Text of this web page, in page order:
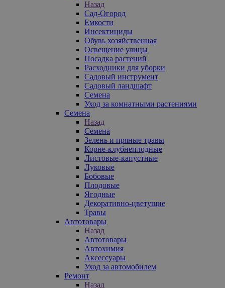
Назад
Сад-Огород
Емкости
Инсектициды
Обувь хозяйственная
Освещение улицы
Посадка растений
Расходники для уборки
Садовый инструмент
Садовый ландшафт
Семена
Уход за комнатными растениями
Семена
Назад
Семена
Зелень и пряные травы
Корне-клубнеплодные
Листовые-капустные
Луковые
Бобовые
Плодовые
Ягодные
Декоративно-цветущие
Травы
Автотовары
Назад
Автотовары
Автохимия
Аксессуары
Уход за автомобилем
Ремонт
Назад